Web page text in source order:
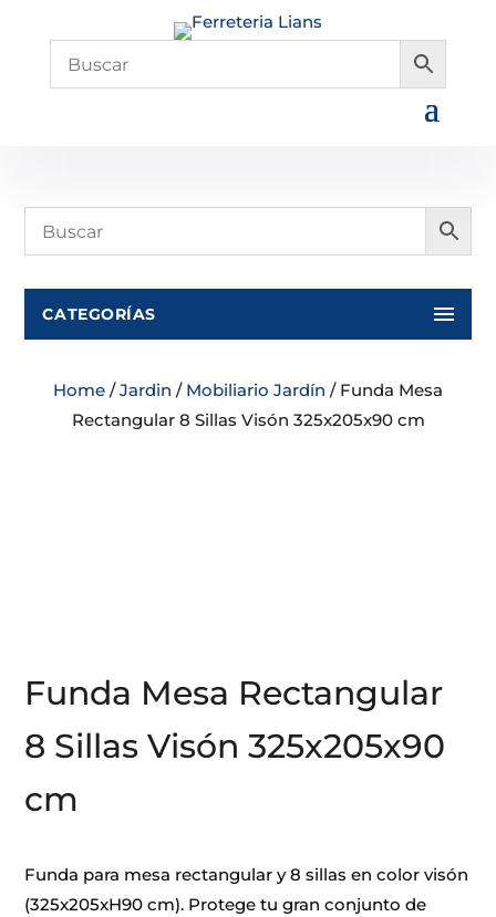
CATEGORÍAS
Home /Jardin / Mobiliario Jardín / Funda Mesa
Rectangular 8 Sillas Visón 325x205x90 cm
Funda Mesa Rectangular
8 Sillas Visón 325x205x90
cm
Funda para mesa rectangular y 8 sillas en color visón
(325x205xH90 cm). Protege tu gran conjunto de